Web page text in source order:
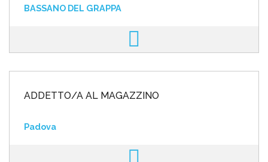
BASSANO DEL GRAPPA
ADDETTO/A AL MAGAZZINO
Padova